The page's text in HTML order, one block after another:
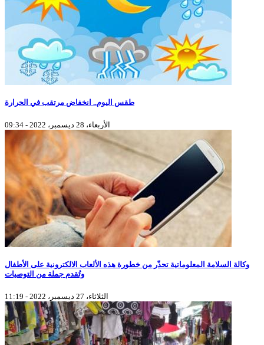
طقس اليوم.. انخفاض مرتقب في الحرارة
الأربعاء، 28 ديسمبر، 2022 - 09:34
وكالة السلامة المعلوماتية تحذّر من خطورة هذه الألعاب الالكترونية على الأطفال
وتُقدم جملة من التوصيات
الثلاثاء، 27 ديسمبر، 2022 - 11:19